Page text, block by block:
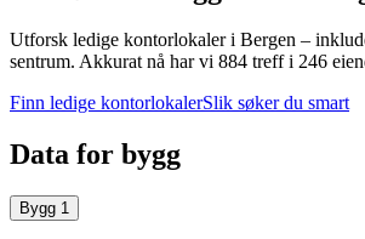
Utforsk ledige kontorlokaler i Bergen –
sentrum. Akkurat nå har vi 884 treff i 246
Finn ledige kontorlokalerSlik søker du smart
Data for bygg
Bygg 1